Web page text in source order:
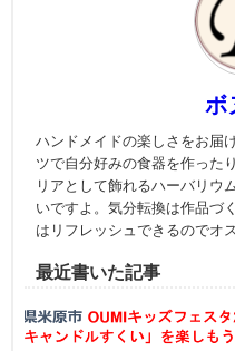
ボ
ハンドメイドの楽しさをお届
ツで自分好みの食器を作った
リアとして飾れるハーバリウ
いですよ。気分転換は作品づ
はリフレッシュできるのでオ
最近書いた記事